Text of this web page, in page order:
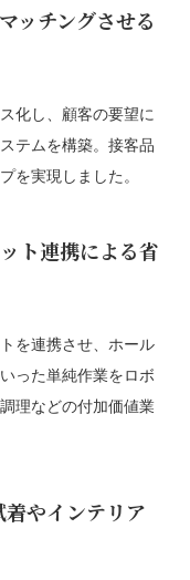
ッチングさせる
化し、顧客の要望に
テムを構築。接客品
を実現しました。
ト連携による省
を連携させ、ホール
った単純作業をロボ
理などの付加価値業
やインテリア